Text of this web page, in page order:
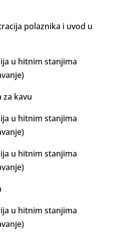
polaznika i uvod u
u hitnim stanjima
za kavu
u hitnim stanjima
u hitnim stanjima
u hitnim stanjima